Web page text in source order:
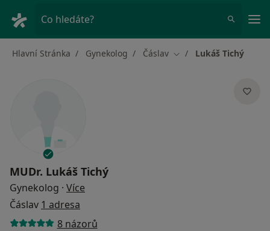
Co hledáte?
Hlavní Stránka Gynekolog Čáslav Změna města
Lukáš Tichý
MUDr. Lukáš Tichý
Gynekolog · Více
Čáslav 1 adresa
8 názorů